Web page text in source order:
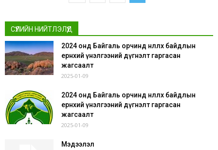
СҮҮЛИЙН НИЙТЛЭЛҮҮД
2024 онд Байгаль орчинд нөлөөлөх байдлын
ерөнхий үнэлгээний дүгнэлт гаргасан
жагсаалт
2025-01-09
2024 онд Байгаль орчинд нөлөөлөх байдлын
ерөнхий үнэлгээний дүгнэлт гаргасан
жагсаалт
2025-01-09
Мэдээлэл